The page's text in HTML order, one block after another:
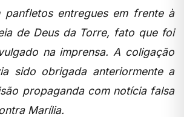
panfletos entregues em frente à
de Deus da Torre, fato que foi
na imprensa. A coligação
sido obrigada anteriormente a
propaganda com notícia falsa
Marília.